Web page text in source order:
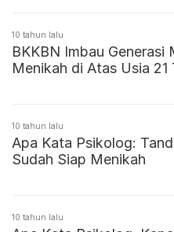
10 tahun lalu
BKKBN Imbau Generasi
Menikah di Atas Usia 21
10 tahun lalu
Apa Kata Psikolog:
Sudah Siap Menikah
10 tahun lalu